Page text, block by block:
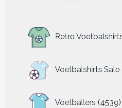
Retro
Voetbalshirts Sale
Voetballers 4539